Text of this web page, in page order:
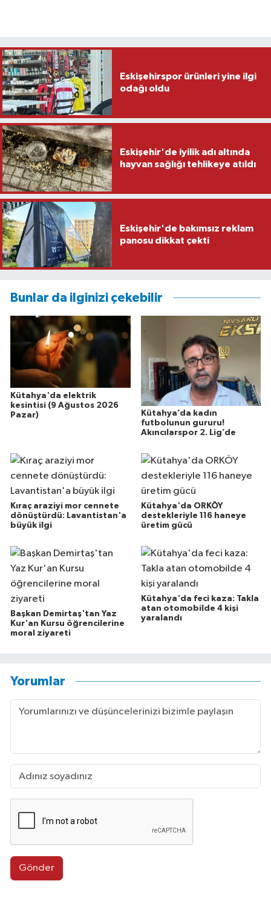
Eskişehirspor ürünleri yine ilgi
odağı oldu
Eskişehir'de iyilik adı altında
hayvan sağlığı tehlikeye atıldı
Eskişehir'de bakımsız reklam
panosu dikkat çekti
Bunlar da ilginizi çekebilir
Kütahya'da elektrik
kesintisi (9 Ağustos 2026
Pazar)
Kütahya’da kadın
futbolunun gururu!
Akıncılarspor 2. Lig’de
Kıraç araziyi mor cennete
dönüştürdü: Lavantistan'a
büyük ilgi
Kütahya'da ORKÖY
destekleriyle 116 haneye
üretim gücü
Başkan Demirtaş'tan Yaz
Kur'an Kursu öğrencilerine
moral ziyareti
Kütahya'da feci kaza: Takla
atan otomobilde 4 kişi
yaralandı
Yorumlar
Gönder